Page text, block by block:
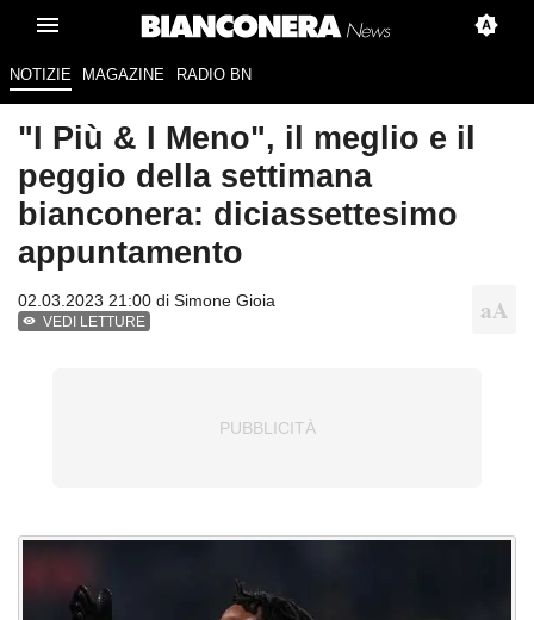
NOTIZIE MAGAZINE RADIO BN
"I Più & I Meno", il meglio e il
peggio della settimana
bianconera: diciassettesimo
appuntamento
02.03.2023 21:00 di Simone Gioia
VEDI LETTURE